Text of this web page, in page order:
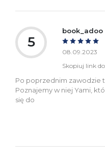
5
book_adoo
08.09.2023
Skopiuj link
Po poprzednim zawodzie
Poznajemy w niej Yami,
się do